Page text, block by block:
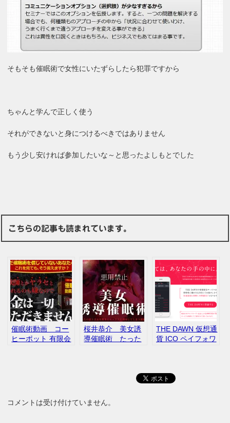
そもそも催眠術で女性にいたずらしたら犯罪ですから
ちゃんと学んで正しく使う
それができないと身につけるべきではありません
もう少し安ければ参加したいな～と思ったよしもとでした
こちらの記事も読まれています。
催眠術動画 コー
ヒーポット 有限会
桜井恭介 美女誘
導催眠術 たった
THE DAWN 仮想通
貨 ICO ペイフォワ
コメントは受け付けていません。